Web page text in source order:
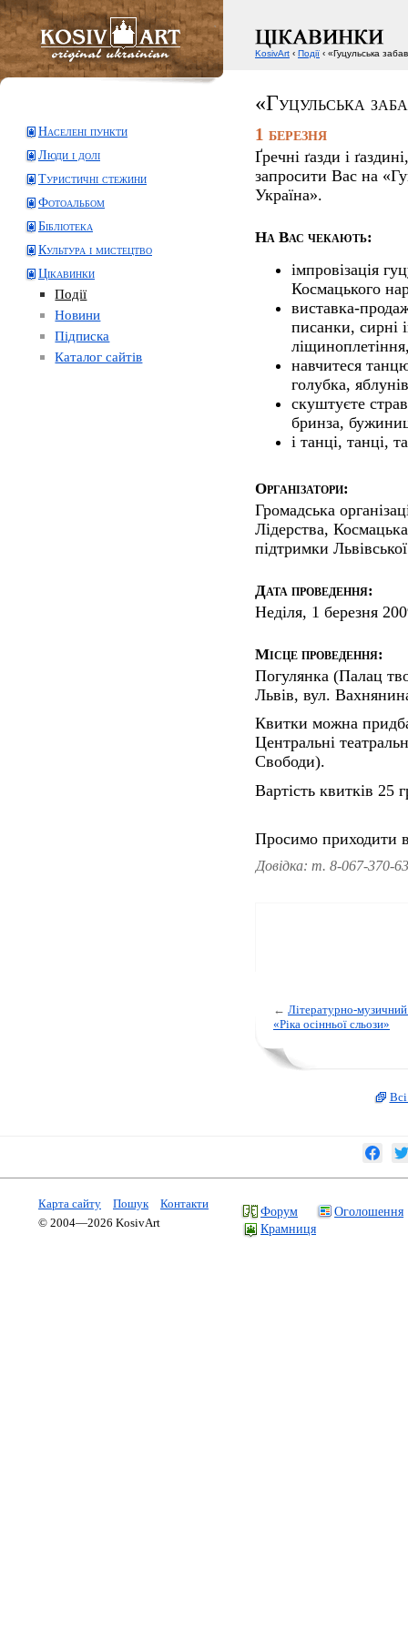
«Гуцульська
Населені пункти
Люди і долі
Туристичні стежини
Фотоальбом
Бібліотека
Культура і мистецтво
Цікавинки
Події
Новини
Підписка
Каталог сайтів
1 березня
Ґречні ґазди і
запросити Вас на
Україна».
На Вас чекають:
імпровізація
Космацького
виставка-
писанки, сирні
навчитеся
голубка,
скуштуєте
бринза,
і танці, танці,
Організатори:
Громадська
Лідерства,
підтримки
Дата проведення:
Неділя, 1 березня
Місце проведення:
Погулянка (Палац
Львів, вул.
Квитки можна
Центральні
Свободи).
Вартість квитків 25
Просимо приходити
Довідка: т. 8-067-370-
← Лiтературно-
«Рiка осiнньої сльози»
KosivArt ‹ Події ‹ «Гуцульська
Карта сайту Пошук
Контакти
© 2004—2026 KosivArt
Форум
Оголошення
Крамниця